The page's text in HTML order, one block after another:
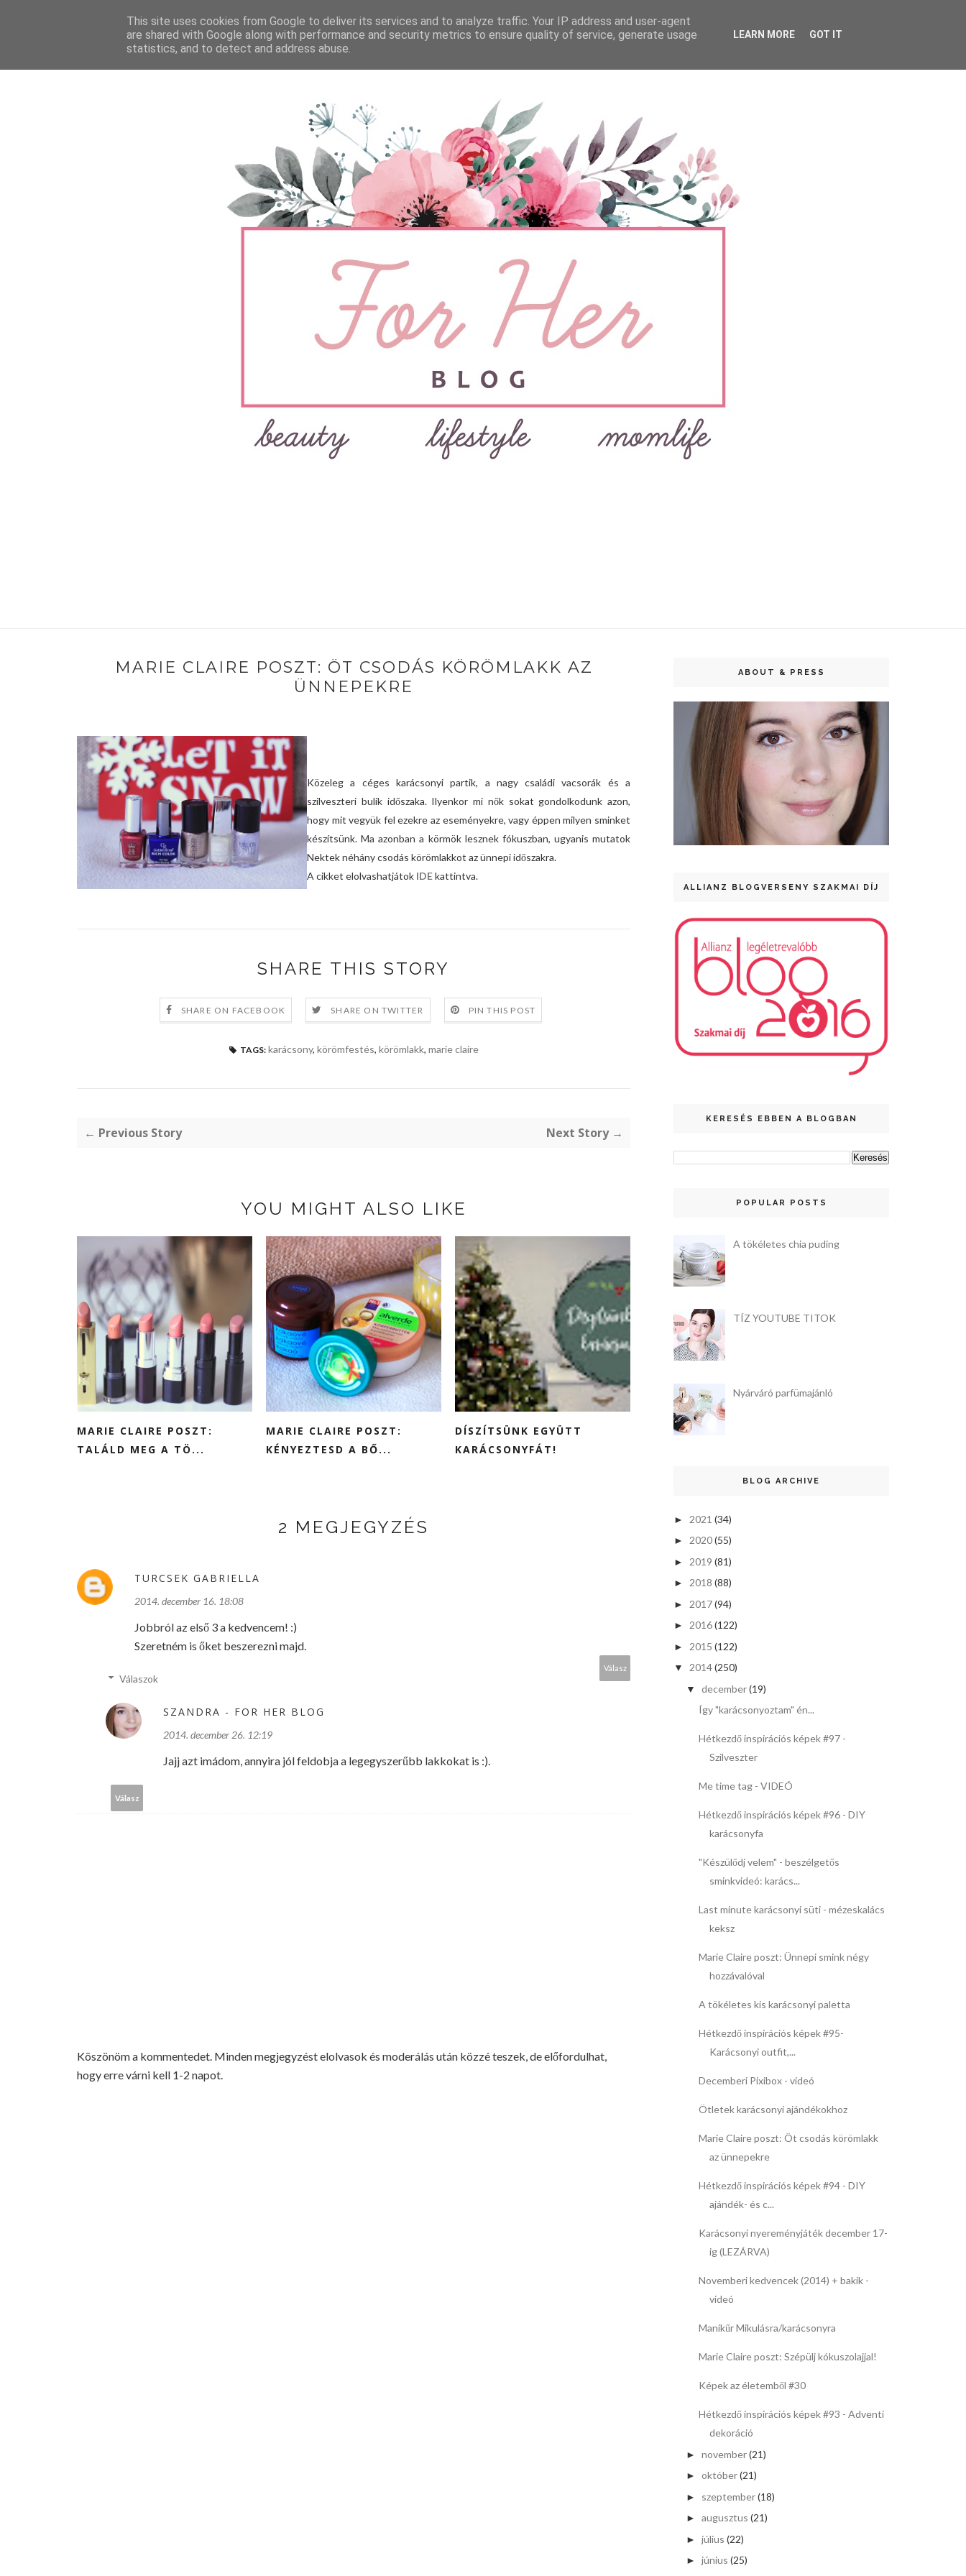
TERMÉKTESZTEK BŐRÁPOLÁS ÉLETMÓD BABA SZEMÉLYES VIDEÓ
MARIE CLAIRE POSZT: ÖT CSODÁS KÖRÖMLAKK AZ
ÜNNEPEKRE
Közeleg a céges karácsonyi partik, a nagy családi vacsorák és a
szilveszteri bulik időszaka. Ilyenkor mi nők sokat gondolkodunk azon,
hogy mit vegyük fel ezekre az eseményekre, vagy éppen milyen sminket
készítsünk. Ma azonban a körmök lesznek fókuszban, ugyanis mutatok
Nektek néhány csodás körömlakkot az ünnepi időszakra.
A cikket elolvashatjátok IDEkattintva.
SHARE THIS STORY
SHARE ON FACEBOOK SHARE ON TWITTER PIN THIS POST
TAGS: karácsony, körömfestés, körömlakk, marie claire
← Previous Story Next Story →
YOU MIGHT ALSO LIKE
MARIE CLAIRE POSZT:
TALÁLD MEG A TÖ...
MARIE CLAIRE POSZT:
KÉNYEZTESD A BŐ...
DÍSZÍTSÜNK EGYÜTT
KARÁCSONYFÁT!
2 MEGJEGYZÉS
TURCSEK GABRIELLA
2014. december 16. 18:08
Jobbról az első 3 a kedvencem! :)
Szeretném is őket beszerezni majd.
Válasz
Válaszok
SZANDRA - FOR HER BLOG
2014. december 26. 12:19
Jajj azt imádom, annyira jól feldobja a legegyszerűbb lakkokat is :).
Válasz
Köszönöm a kommentedet. Minden megjegyzést elolvasok és moderálás után közzé teszek, de előfordulhat,
hogy erre várni kell 1-2 napot.
ABOUT & PRESS
ALLIANZ BLOGVERSENY SZAKMAI DÍJ
KERESÉS EBBEN A BLOGBAN
POPULAR POSTS
A tökéletes chia puding
TÍZ YOUTUBE TITOK
Nyárváró parfümajánló
BLOG ARCHIVE
► 2021 (34)
► 2020(55)
► 2019 (81)
► 2018 (88)
► 2017(94)
► 2016(122)
► 2015 (122)
▼ 2014(250)
▼ december(19)
Így "karácsonyoztam" én...
Hétkezdő inspirációs képek #97 -
Szilveszter
Me time tag - VIDEÓ
Hétkezdő inspirációs képek #96 - DIY
karácsonyfa
"Készülődj velem" - beszélgetős
sminkvideó: karács...
Last minute karácsonyi süti - mézeskalács
keksz
Marie Claire poszt: Ünnepi smink négy
hozzávalóval
A tökéletes kis karácsonyi paletta
Hétkezdő inspirációs képek #95-
Karácsonyi outfit,...
Decemberi Pixibox - videó
Ötletek karácsonyi ajándékokhoz
Marie Claire poszt: Öt csodás körömlakk
az ünnepekre
Hétkezdő inspirációs képek #94 - DIY
ajándék- és c...
Karácsonyi nyereményjáték december 17-
ig (LEZÁRVA)
Novemberi kedvencek (2014) + bakik -
videó
Manikűr Mikulásra/karácsonyra
Marie Claire poszt: Szépülj kókuszolajjal!
Képek az életemből #30
Hétkezdő inspirációs képek #93 - Adventi
dekoráció
► november(21)
► október(21)
► szeptember(18)
► augusztus (21)
► július (22)
► június (25)
This site uses cookies from Google to deliver its services and to analyze traffic. Your IP address and user-agent
are shared with Google along with performance and security metrics to ensure quality of service, generate usage
statistics, and to detect and address abuse.
LEARN MORE GOT IT